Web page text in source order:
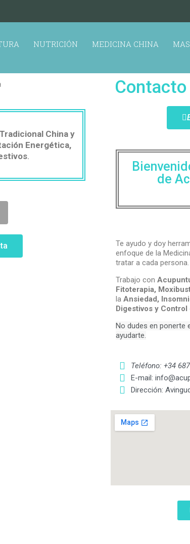
NUTRICIÓN MEDICINA CHINA
China y
Energética,
.
de
Te ayudo y doy
enfoque de la
tratar a cada persona.
Trabajo con
Fitoterapia,
la Ansiedad,
Digestivos y Control
No dudes en ponerte
ayudarte.
Teléfono: +34
E-mail:
Dirección: